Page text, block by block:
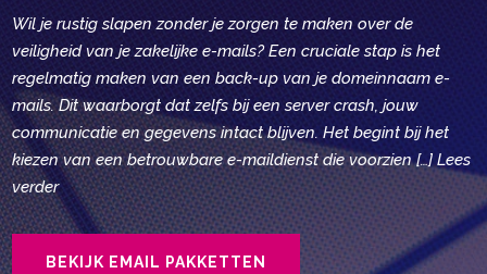
Wil je rustig slapen zonder je zorgen te maken over de
veiligheid van je zakelijke e-mails? Een cruciale stap is het
regelmatig maken van een back-up van je domeinnaam e-
mails. Dit waarborgt dat zelfs bij een server crash, jouw
communicatie en gegevens intact blijven. Het begint bij het
kiezen van een betrouwbare e-maildienst die voorzien […] Lees
verder
BEKIJK EMAIL PAKKETTEN